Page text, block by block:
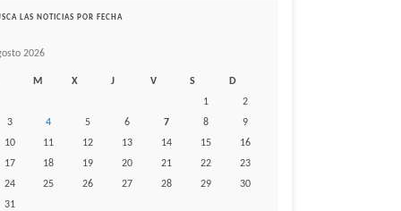
LAS NOTICIAS POR FECHA
2026
M X J V S
D
1
2
3
4 5 6 7 8
9
10
11 12 13 14 15
16
17
18 19 20 21 22
23
24
25 26 27 28 29
30
31